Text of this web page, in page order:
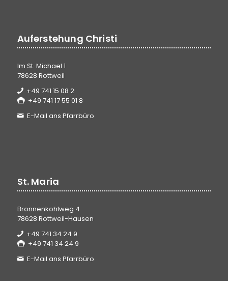
Auferstehung Christi
Im St. Michael 1
78628 Rottweil
+49 741 15 08 2
+49 741 17 55 01 8
E-Mail ans Pfarrbüro
St. Maria
Bronnenkohlweg 4
78628 Rottweil-Hausen
+49 741 34 24 9
+49 741 34 24 9
E-Mail ans Pfarrbüro